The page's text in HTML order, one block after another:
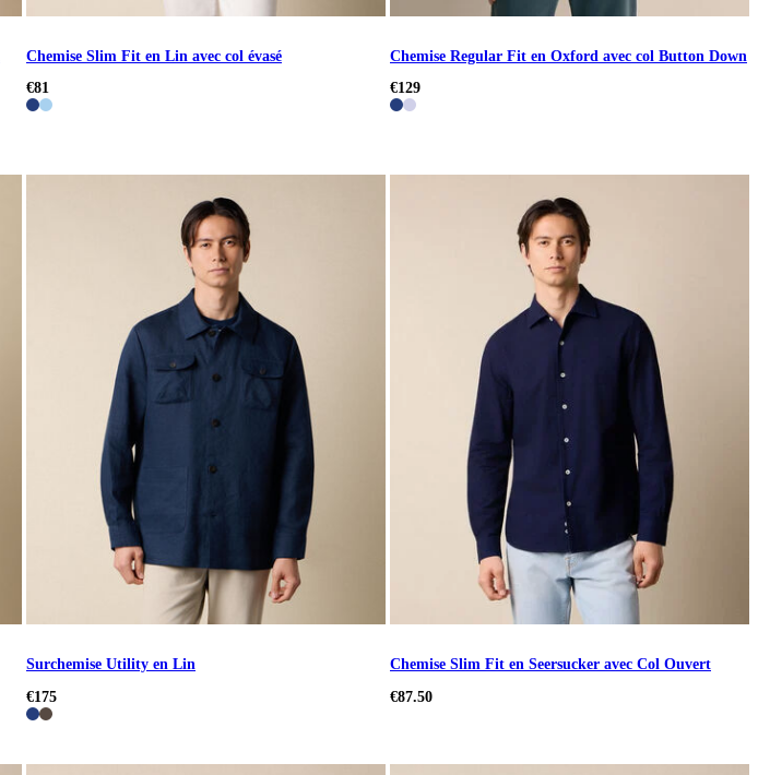
Chemise Slim Fit en Lin avec col évasé
€81
Chemise Regular Fit en Oxford avec col Button Down
€129
Surchemise Utility en Lin
€175
Chemise Slim Fit en Seersucker avec Col Ouvert
€87.50